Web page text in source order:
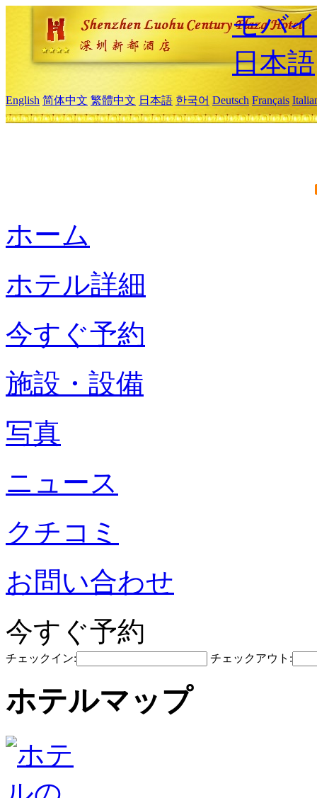
モバ
日本語
English 简体中文 繁體中文 日本語 한국어 Deutsch Français
ホーム
ホテル詳細
今すぐ予約
施設・設備
写真
ニュース
クチコミ
お問い合わせ
今すぐ予約
チェックイン: チェックアウト:
ホテルマップ